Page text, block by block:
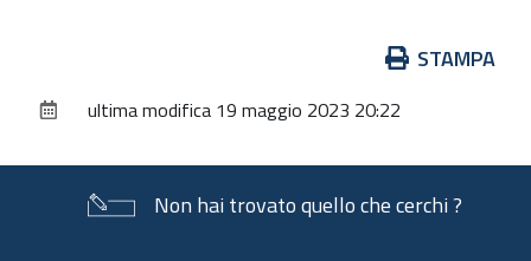
documento
STAMPA
ultima modifica 19 maggio 2023 20:22
Non hai trovato quello che cerchi ?